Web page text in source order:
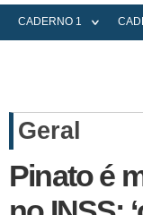
CADERNO 1
Geral
Pinato é